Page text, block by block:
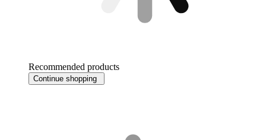
Recommended products
Continue shopping